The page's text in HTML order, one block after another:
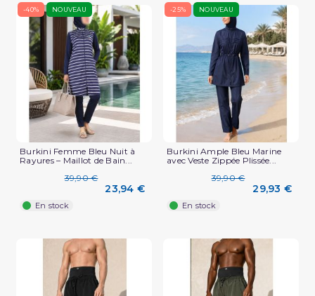
-40% NOUVEAU
Burkini Femme Bleu Nuit à
Rayures – Maillot de Bain...
39,90 €
23,94 €
En stock
-25% NOUVEAU
Burkini Ample Bleu Marine
avec Veste Zippée Plissée...
39,90 €
29,93 €
En stock